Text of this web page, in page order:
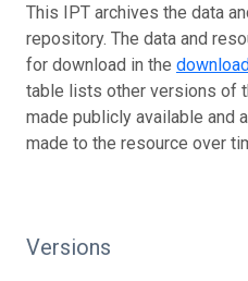
This IPT archives the data
repository. The data and
for download in the
table lists other versions of
made publicly available and
made to the resource over
Versions